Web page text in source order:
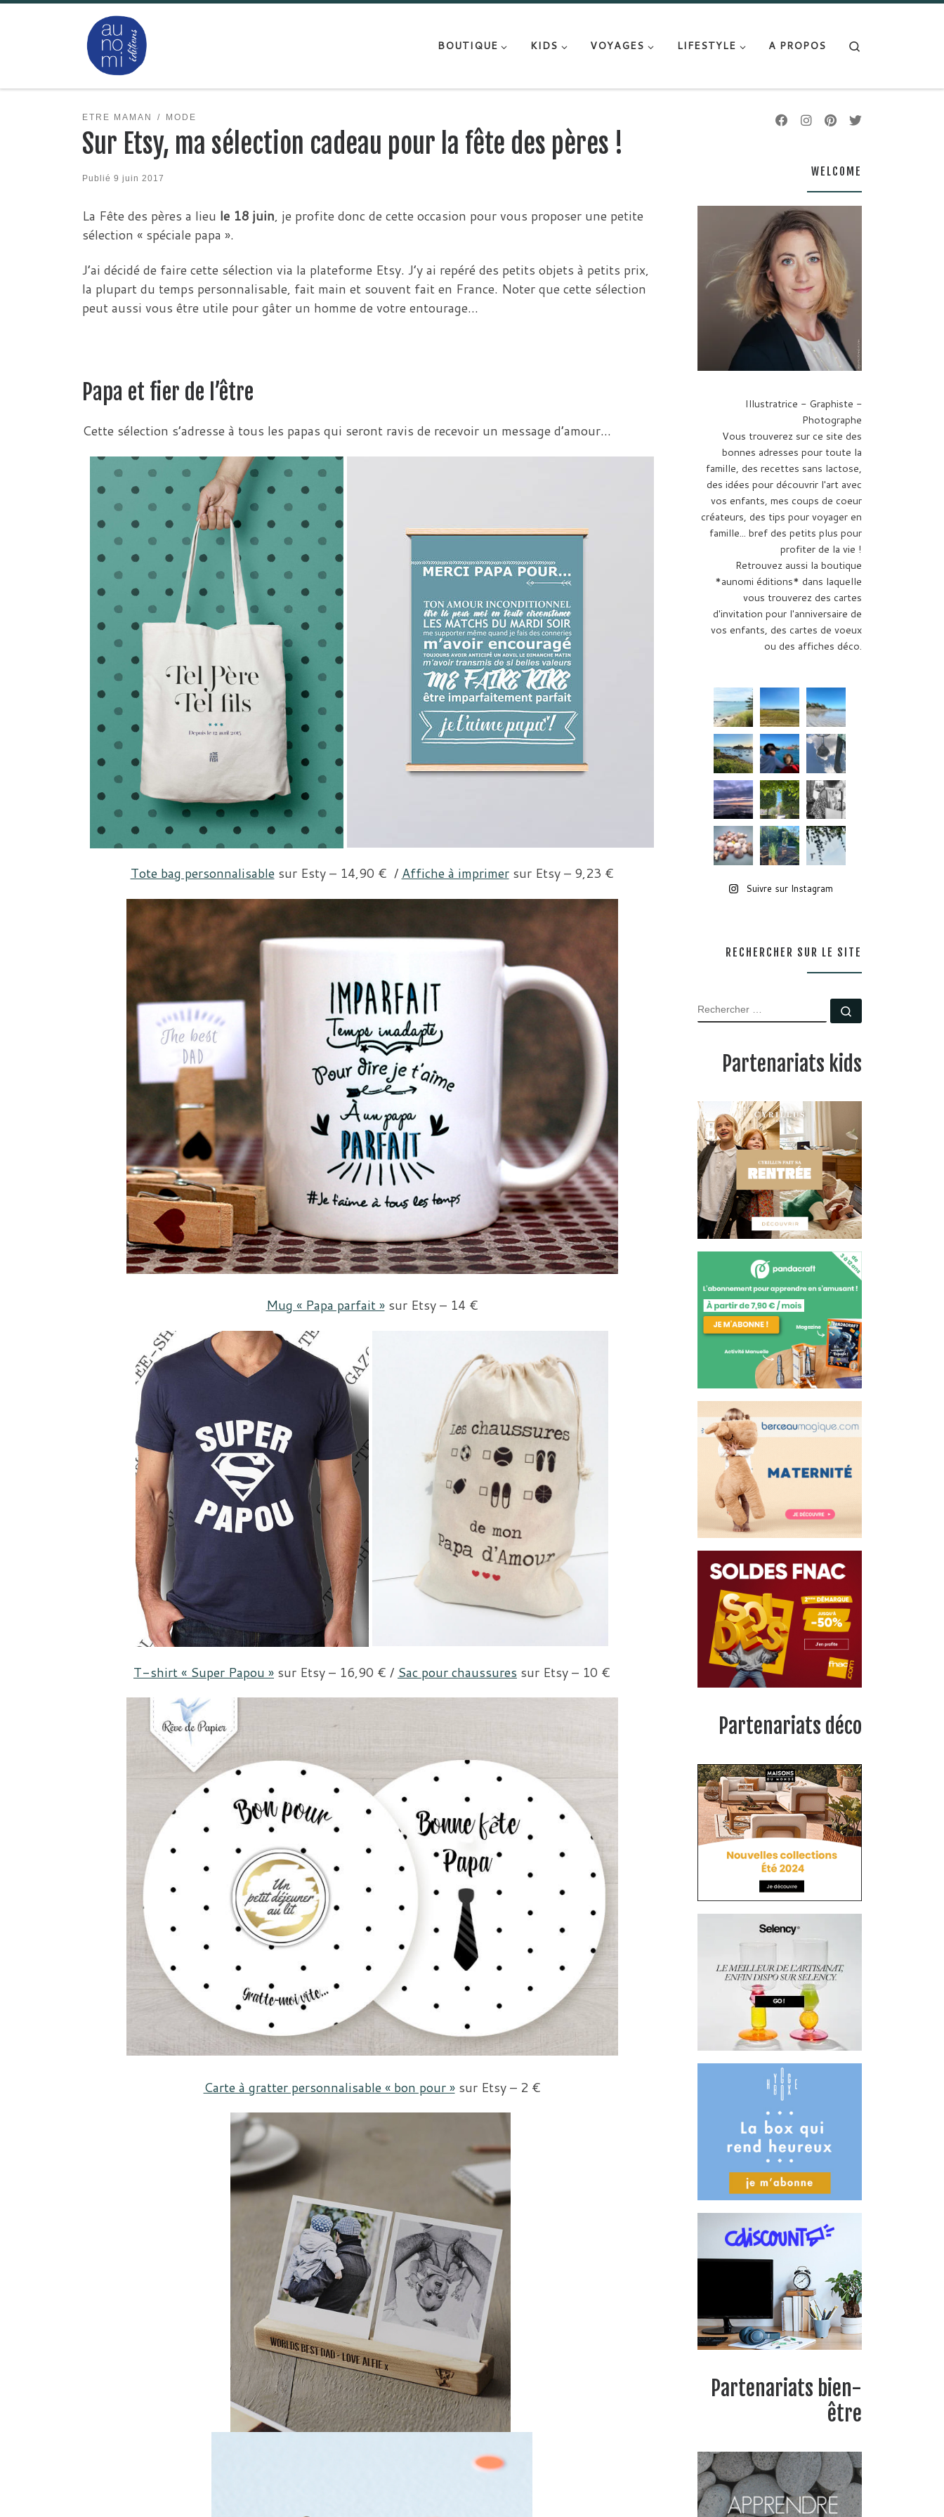
Passer au contenu
BOUTIQUE
KIDS VOYAGES LIFESTYLE A PROPOS
ETRE MAMAN MODE
Sur Etsy, ma sélection cadeau pour la fête des pères !
Publié 9 juin 2017
La Fête des pères a lieu le 18 juin, je profite donc de cette occasion pour vous proposer une petite
sélection « spéciale papa ».
J’ai décidé de faire cette sélection via la plateforme Etsy. J’y ai repéré des petits objets à petits prix,
la plupart du temps personnalisable, fait main et souvent fait en France. Noter que cette sélection
peut aussi vous être utile pour gâter un homme de votre entourage…
Papa et fier de l’être
Cette sélection s’adresse à tous les papas qui seront ravis de recevoir un message d’amour…
Tote bag personnalisablesur Esty – 14,90 € / Affiche à imprimersur Etsy – 9,23 €
Mug « Papa parfait »sur Etsy – 14 €
T-shirt « Super Papou » sur Etsy – 16,90 € / Sac pour chaussures sur Etsy – 10 €
Carte à gratter personnalisable « bon pour »sur Etsy – 2 €
WELCOME
Illustratrice - Graphiste -
Photographe
Vous trouverez sur ce site des
bonnes adresses pour toute la
famille, des recettes sans lactose,
des idées pour découvrir l'art avec
vos enfants, mes coups de coeur
créateurs, des tips pour voyager en
famille... bref des petits plus pour
profiter de la vie !
Retrouvez aussi la boutique
*aunomi éditions* dans laquelle
vous trouverez des cartes
d'invitation pour l'anniversaire de
vos enfants, des cartes de voeux
ou des affiches déco.
Suivre sur Instagram
RECHERCHER SUR LE SITE
RECHERCHER
Partenariats kids
Partenariats déco
Partenariats bien-
être